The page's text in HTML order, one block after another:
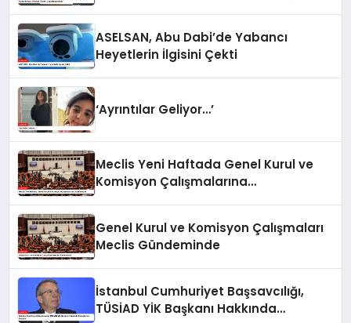
ASELSAN, Abu Dabi’de Yabancı
Heyetlerin İlgisini Çekti
‘Ayrıntılar Geliyor…’
Meclis Yeni Haftada Genel Kurul ve
Komisyon Çalışmalarına
Genel Kurul ve Komisyon Çalışmaları
Meclis Gündeminde
İstanbul Cumhuriyet Başsavcılığı,
TÜSİAD YİK Başkanı Hakkında